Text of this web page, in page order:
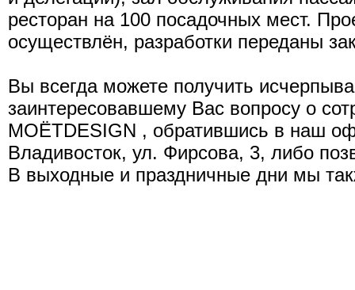
ресторан на 100 посадочных мест.
осуществлён, разработки переданы
Вы всегда можете получить
заинтересовавшему Вас вопросу о
MОЁТDESIGN , обратившись в наш
Владивосток, ул. Фирсова, 3, либо
В выходные и праздничные дни мы